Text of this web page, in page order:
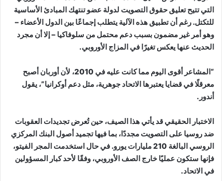
التي تتيح تعليق حقوق التصويت لدولة عضو تنتهك المبادئ الأساسية
للتكتل. رغم أن تطبيق هذه الآلية يتطلب إجماعًا بين الدول الأعضاء –
وهو أمر غير مضمون بسبب دعم محتمل من سلوفاكيا – إلا أن مجرد
الحديث عنها يعكس تغيرًا في المزاج الأوروبي.
“المشاعر أقوى اليوم مما كانت عليه في 2010، لأن أوربان أصبح
معرقلًا في قضايا يعتبرها الاتحاد جوهرية، مثل دعم أوكرانيا”، يقول
أندور.
الاختبار الحقيقي قد يأتي هذا الصيف، حين تُعرض تجديدات العقوبات
ضد روسيا على التصويت مجددًا، بما فيها تجميد أصول البنك المركزي
الروسي البالغة 210 مليارات يورو. في حال استخدمت المجر الفيتو،
فإنها ستكون عمليًا خارج الصف الأوروبي، وفقًا لأحد كبار المسؤولين
في الاتحاد.